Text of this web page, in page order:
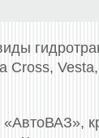
Cross,